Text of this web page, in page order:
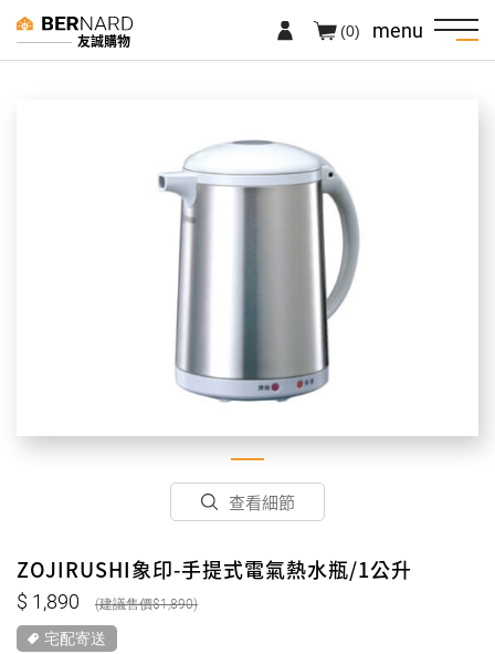
友誠購物 menu
(0)
查看細節
ZOJIRUSHI象印-手提式電氣熱水瓶/1公升
1,890 1,890
宅配寄送